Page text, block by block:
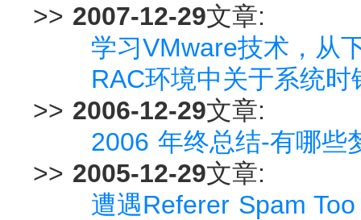
>> 2007-12-29文章:
学习VMware技术，从
RAC环境中关于系统时
>> 2006-12-29文章:
2006 年终总结-有哪些
>> 2005-12-29文章:
遭遇Referer Spam Too